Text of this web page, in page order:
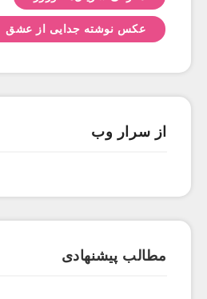
عکس نوشته جدایی از عشق
از سرار وب
مطالب پیشنهادی